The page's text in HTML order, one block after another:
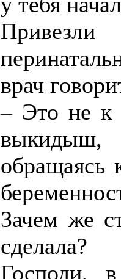
врач
– Это не к
обращаясь
Зачем же
сделала?
Господи,